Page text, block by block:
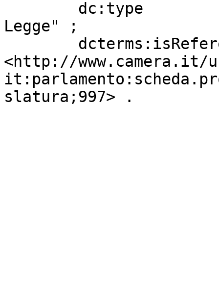
Legge" ;
<http://www.camera.it/